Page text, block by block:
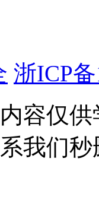
浙ICP
容仅
我们秒